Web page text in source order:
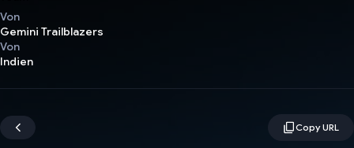
Von
Gemini Trailblazers
Von
Indien